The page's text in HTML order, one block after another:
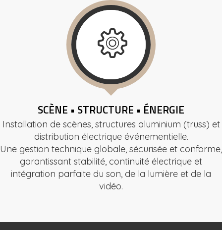
SCÈNE • STRUCTURE • ÉNERGIE
Installation de scènes, structures aluminium (truss) et
distribution électrique événementielle.
Une gestion technique globale, sécurisée et conforme,
garantissant stabilité, continuité électrique et
intégration parfaite du son, de la lumière et de la
vidéo.